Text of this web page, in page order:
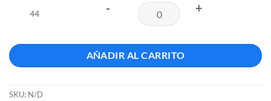
44 - +
AÑADIR AL CARRITO
SKU: N/D